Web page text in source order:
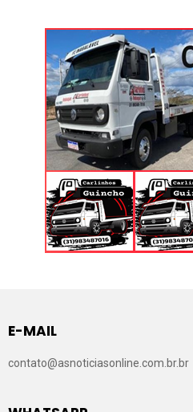
E-MAIL
contato@asnoticiasonline.com.br.br